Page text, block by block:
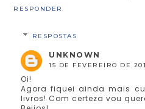
RESPONDER
RESPOSTAS
UNKNOWN
15 DE FEVEREIRO DE
Oi!
Agora fiquei ainda mais
livros! Com certeza vou